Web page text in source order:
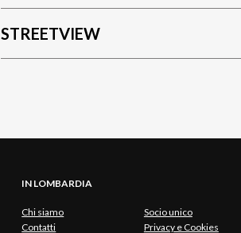
STREETVIEW
IN LOMBARDIA
Chi siamo
Socio unico
Contatti
Privacy e Cookies